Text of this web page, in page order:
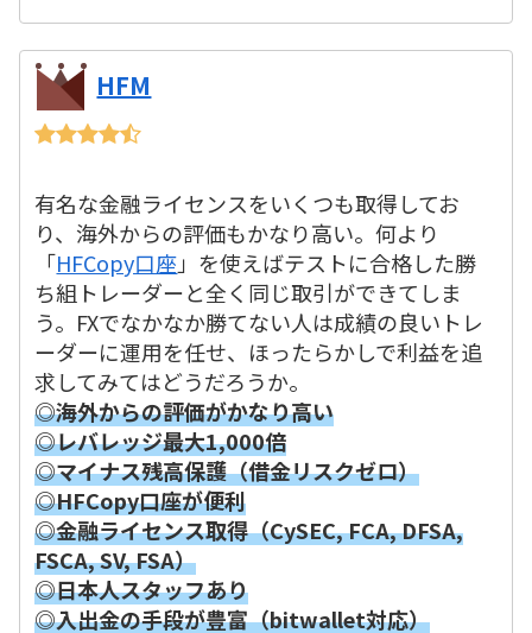
HFM
有名な金融ライセンスをいくつも取得してお
り、海外からの評価もかなり高い。何より
「HFCopy口座」を使えばテストに合格した勝
ち組トレーダーと全く同じ取引ができてしま
う。FXでなかなか勝てない人は成績の良いトレ
ーダーに運用を任せ、ほったらかしで利益を追
求してみてはどうだろうか。
◎海外からの評価がかなり高い
◎レバレッジ最大1,000倍
◎マイナス残高保護（借金リスクゼロ）
◎HFCopy口座が便利
◎金融ライセンス取得（CySEC, FCA, DFSA,
FSCA, SV, FSA）
◎日本人スタッフあり
◎入出金の手段が豊富（bitwallet対応）